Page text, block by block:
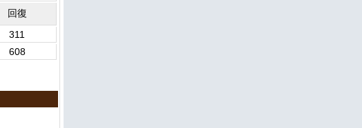
回復
311
608